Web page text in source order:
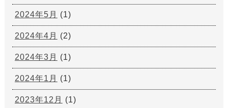
2024年5月 (1)
2024年4月 (2)
2024年3月 (1)
2024年1月 (1)
2023年12月 (1)